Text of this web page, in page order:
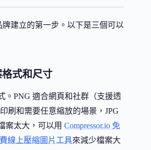
建立的第一步。以下是三個可以
格式和尺寸
。PNG 適合網頁和社群（支援透
刷和需要任意縮放的場景，JPG
案太大，可以用 Compressor.io 免
線上壓縮圖片工具來減少檔案大